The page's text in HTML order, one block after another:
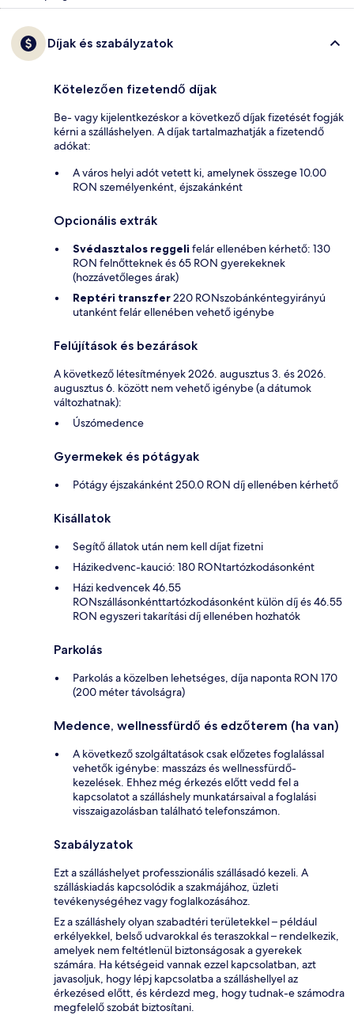
Díjak és szabályzatok
Kötelezően fizetendő díjak
Be- vagy kijelentkezéskor a következő díjak fizetését fogják
kérni a szálláshelyen. A díjak tartalmazhatják a fizetendő
adókat:
A város helyi adót vetett ki, amelynek összege 10.00
RON személyenként, éjszakánként
Opcionális extrák
Svédasztalos reggeli felár ellenében kérhető: 130
RON felnőtteknek és 65 RON gyerekeknek
(hozzávetőleges árak)
Reptéri transzfer220 RONszobánkéntegyirányú
utanként felár ellenében vehető igénybe
Felújítások és bezárások
A következő létesítmények 2026. augusztus 3. és 2026.
augusztus 6. között nem vehető igénybe (a dátumok
változhatnak):
Úszómedence
Gyermekek és pótágyak
Pótágy éjszakánként 250.0 RON díj ellenében kérhető
Kisállatok
Segítő állatok után nem kell díjat fizetni
Házikedvenc-kaució: 180 RONtartózkodásonként
Házi kedvencek 46.55
RONszállásonkénttartózkodásonként külön díj és 46.55
RON egyszeri takarítási díj ellenében hozhatók
Parkolás
Parkolás a közelben lehetséges, díja naponta RON 170
(200 méter távolságra)
Medence, wellnessfürdő és edzőterem (ha van)
A következő szolgáltatások csak előzetes foglalással
vehetők igénybe: masszázs és wellnessfürdő-
kezelések. Ehhez még érkezés előtt vedd fel a
kapcsolatot a szálláshely munkatársaival a foglalási
visszaigazolásban található telefonszámon.
Szabályzatok
Ezt a szálláshelyet professzionális szállásadó kezeli. A
szálláskiadás kapcsolódik a szakmájához, üzleti
tevékenységéhez vagy foglalkozásához.
Ez a szálláshely olyan szabadtéri területekkel – például
erkélyekkel, belső udvarokkal és teraszokkal – rendelkezik,
amelyek nem feltétlenül biztonságosak a gyerekek
számára. Ha kétségeid vannak ezzel kapcsolatban, azt
javasoljuk, hogy lépj kapcsolatba a szálláshellyel az
érkezésed előtt, és kérdezd meg, hogy tudnak-e számodra
megfelelő szobát biztosítani.